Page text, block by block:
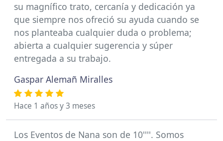
su magnífico trato, cercanía y dedicación ya
que siempre nos ofreció su ayuda cuando se
nos planteaba cualquier duda o problema;
abierta a cualquier sugerencia y súper
entregada a su trabajo.
Gaspar Alemañ Miralles
Hace 1 años y 3 meses
Los Eventos de Nana son de 10''''. Somos